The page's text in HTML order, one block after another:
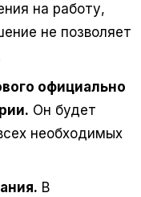
на работу,
не позволяет
официально
Он будет
необходимых
В